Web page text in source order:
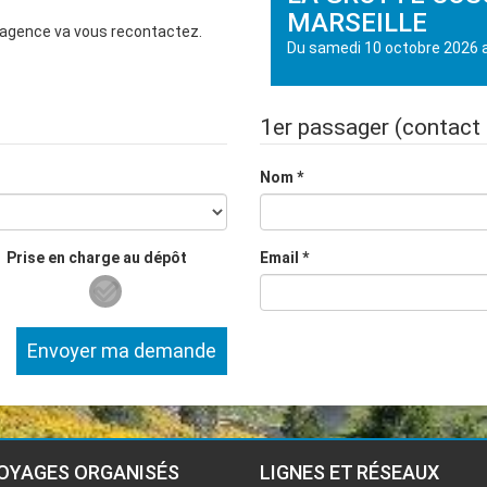
va vous recontactez.
MARSEILLE
Du samedi 10 octobre 2026
Prise en charge au dépôt
Envoyer ma demande
1er passager (contact
Nom *
Email *
ORGANISÉS LIGNES ET RÉSEAUX